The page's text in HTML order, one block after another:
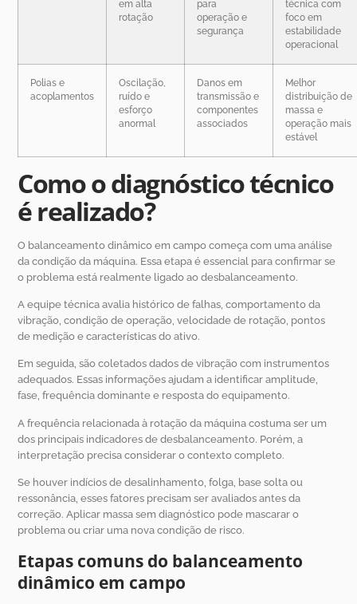
em alta
rotação
para
operação e
segurança
técnica com
foco em
estabilidade
operacional
Polias e
acoplamentos
Oscilação,
ruído e
esforço
anormal
Danos em
transmissão e
componentes
associados
Melhor
distribuição de
massa e
operação mais
estável
Como o diagnóstico técnico
é realizado?
O balanceamento dinâmico em campo começa com uma análise
da condição da máquina. Essa etapa é essencial para confirmar se
o problema está realmente ligado ao desbalanceamento.
A equipe técnica avalia histórico de falhas, comportamento da
vibração, condição de operação, velocidade de rotação, pontos
de medição e características do ativo.
Em seguida, são coletados dados de vibração com instrumentos
adequados. Essas informações ajudam a identificar amplitude,
fase, frequência dominante e resposta do equipamento.
A frequência relacionada à rotação da máquina costuma ser um
dos principais indicadores de desbalanceamento. Porém, a
interpretação precisa considerar o contexto completo.
Se houver indícios de desalinhamento, folga, base solta ou
ressonância, esses fatores precisam ser avaliados antes da
correção. Aplicar massa sem diagnóstico pode mascarar o
problema ou criar uma nova condição de risco.
Etapas comuns do balanceamento
dinâmico em campo